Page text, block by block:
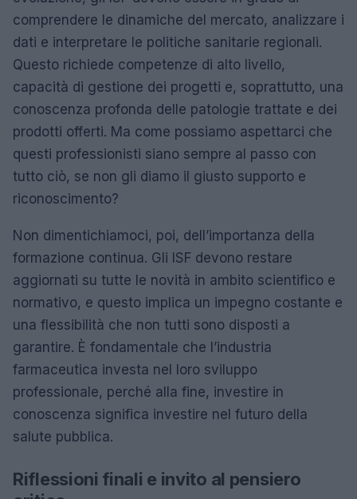
comprendere le dinamiche del mercato, analizzare i
dati e interpretare le politiche sanitarie regionali.
Questo richiede competenze di alto livello,
capacità di gestione dei progetti e, soprattutto, una
conoscenza profonda delle patologie trattate e dei
prodotti offerti. Ma come possiamo aspettarci che
questi professionisti siano sempre al passo con
tutto ciò, se non gli diamo il giusto supporto e
riconoscimento?
Non dimentichiamoci, poi, dell’importanza della
formazione continua. Gli ISF devono restare
aggiornati su tutte le novità in ambito scientifico e
normativo, e questo implica un impegno costante e
una flessibilità che non tutti sono disposti a
garantire. È fondamentale che l’industria
farmaceutica investa nel loro sviluppo
professionale, perché alla fine, investire in
conoscenza significa investire nel futuro della
salute pubblica.
Riflessioni finali e invito al pensiero